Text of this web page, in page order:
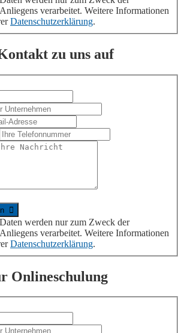
verarbeitet. Weitere Informationen
Datenschutzerklärung.
zu uns auf
werden nur zum Zweck der
verarbeitet. Weitere Informationen
Datenschutzerklärung.
Onlineschulung